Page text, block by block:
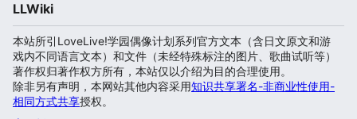
LLWiki
本站所引LoveLive!学园偶像计划系列官方文本（含日文原文和游
戏内不同语言文本）和文件（未经特殊标注的图片、歌曲试听等）
著作权归著作权方所有，本站仅以介绍为目的合理使用。
除非另有声明，本网站其他内容采用知识共享署名-非商业性使用-
相同方式共享授权。